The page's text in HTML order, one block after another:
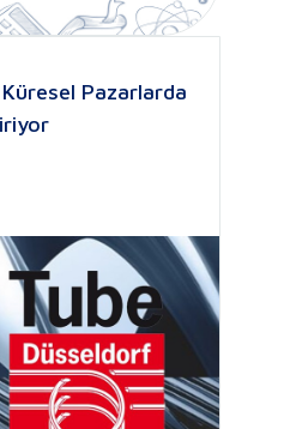
Pazarlarda